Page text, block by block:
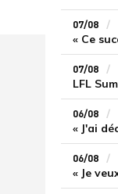
07/08
07/08
06/08
06/08